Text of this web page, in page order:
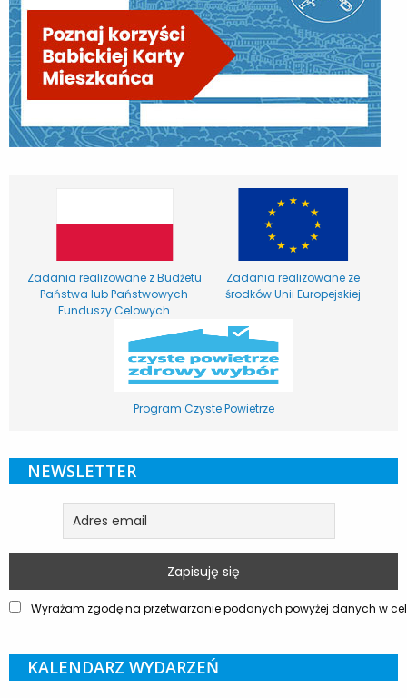
Zadania realizowane z Budżetu
Państwa lub Państwowych
Funduszy Celowych
Zadania realizowane ze
środków Unii Europejskiej
Program Czyste Powietrze
NEWSLETTER
Wyrażam zgodę na przetwarzanie podanych powyżej danych w
KALENDARZ WYDARZEŃ